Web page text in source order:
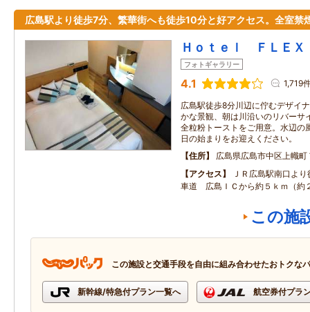
広島駅より徒歩7分、繁華街へも徒歩10分と好アクセス。全室禁
Ｈｏｔｅｌ ＦＬＥＸ
フォトギャラリー
4.1 1,719
広島駅徒歩8分川辺に佇むデザイ
かな景観、朝は川沿いのリバーサ
全粒粉トーストをご用意。水辺の
日の始まりをお迎えください。
住所
広島県広島市中区上幟町
アクセス
ＪＲ広島駅南口よ
車道 広島ＩＣから約５ｋｍ（約
この施
この施設と交通手段を自由に組み合わせたおトクな
新幹線/特急付プラン一覧へ 航空券付プラ